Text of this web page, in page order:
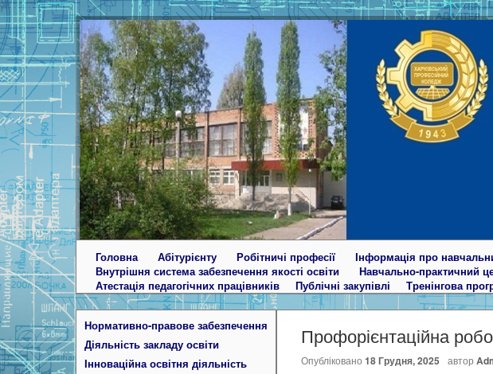
Головна Абітурієнту Робітничі професії Інформація про
Внутрішня система забезпечення якості освіти
Навчально-практичний
Атестація педагогічних працівників
Публічні закупівлі Тренінгова
Нормативно-правове забезпечення
Діяльність закладу освіти
Інноваційна освітня діяльність
Профорієнтаційна
Опубліковано 18 Грудня, 2025 автор